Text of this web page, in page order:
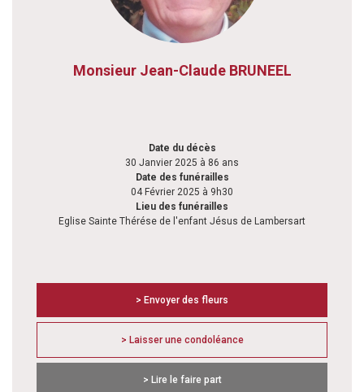
Monsieur Jean-Claude BRUNEEL
Date du décès
30 Janvier 2025 à 86 ans
Date des funérailles
04 Février 2025 à 9h30
Lieu des funérailles
Eglise Sainte Thérése de l'enfant Jésus de Lambersart
> Envoyer des fleurs
> Laisser une condoléance
> Lire le faire part